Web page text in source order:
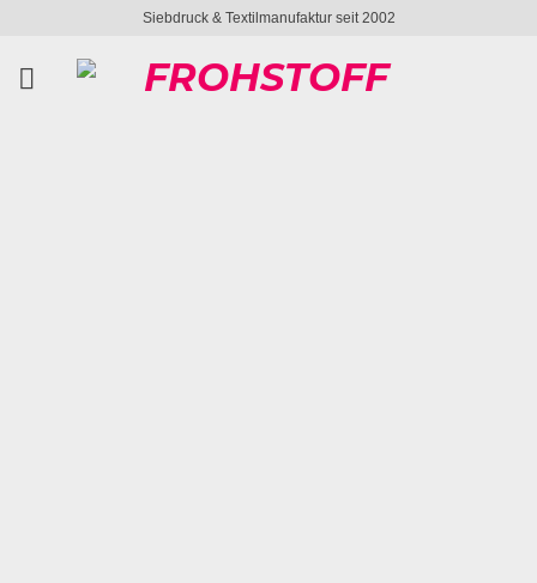
springen
Siebdruck & Textilmanufaktur seit 2002